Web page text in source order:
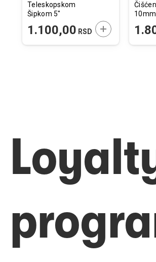
U KORPU
Teleskopskom
Šipkom 5"
1.100,00 RSD DODAJTE U